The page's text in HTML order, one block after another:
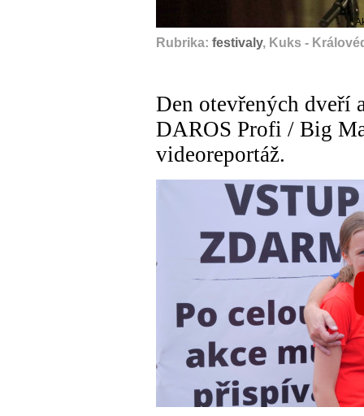
Rubrika: festivaly, Kuks -
Den otevřených dveří
DAROS Profi / Big
videoreportáž.